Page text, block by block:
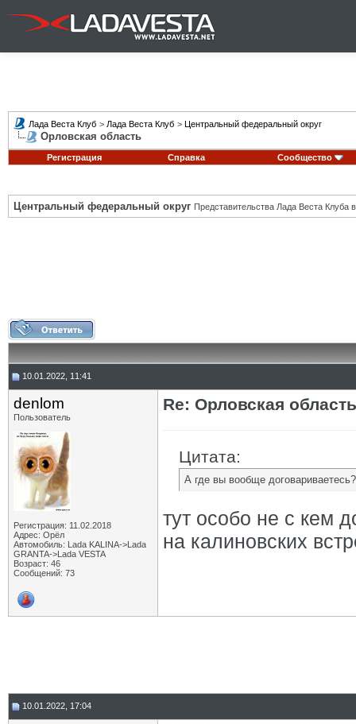
Лада Веста Клуб > Лада Веста Клуб > Центральный федеральный округ
Орловская область
Регистрация Справка Сообщество
Центральный федеральный округ Представительства Лада Веста Клуба
10.01.2022, 11:41
denlom
Пользователь
Регистрация: 11.02.2018
Адрес: Орёл
Автомобиль: Lada KALINA->Lada
GRANTA->Lada VESTA
Возраст: 46
Сообщений: 73
Re: Орловская область
Цитата:
А где вы вообще
тут особо не с кем
на калиновских
10.01.2022, 17:04